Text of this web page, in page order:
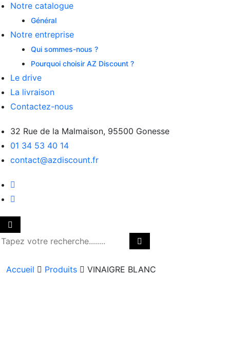
Notre catalogue
Général
Notre entreprise
Qui sommes-nous ?
Pourquoi choisir AZ Discount ?
Le drive
La livraison
Contactez-nous
32 Rue de la Malmaison, 95500 Gonesse
01 34 53 40 14
contact@azdiscount.fr
Accueil Produits VINAIGRE BLANC